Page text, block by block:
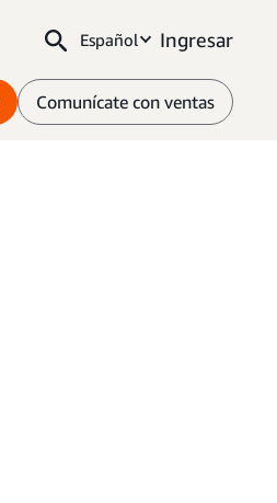
Español Ingresar
Comunícate con ventas